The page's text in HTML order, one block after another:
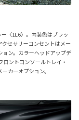
〈1L6〉。内装色はブラッ
セサリーコンセントはメー
ョン。カラーヘッドアップデ
ントコンソールトレイ・
カーオプション。